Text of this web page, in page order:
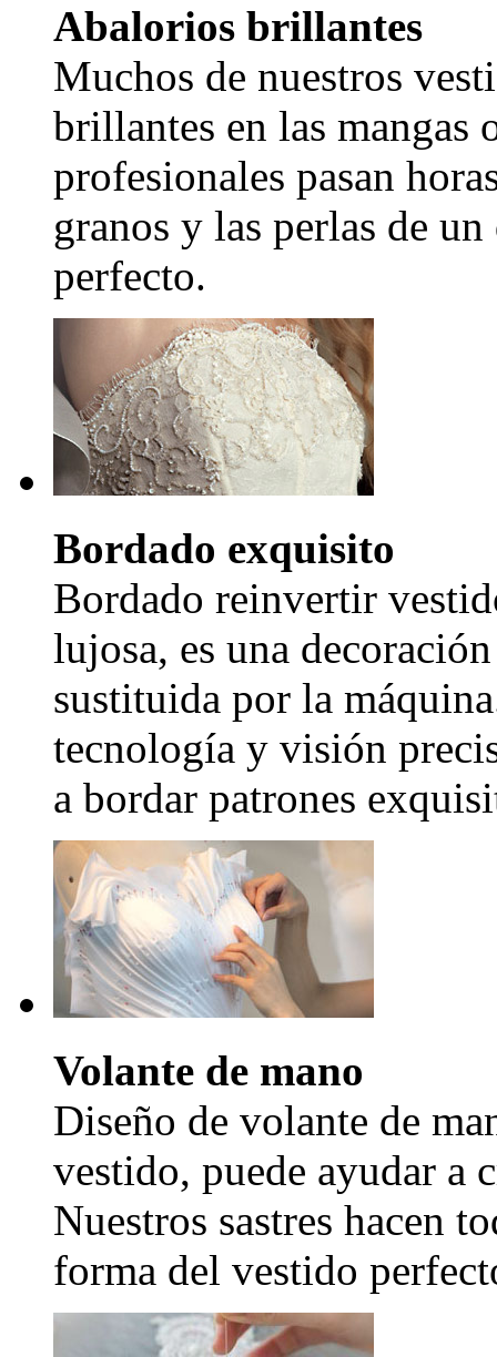
Abalorios brillantes
Muchos de nuestros
brillantes en las mangas
profesionales pasan
granos y las perlas de
perfecto.
Bordado exquisito
Bordado reinvertir
lujosa, es una
sustituida por la
tecnología y visión
a bordar patrones
Volante de mano
Diseño de volante de
vestido, puede ayudar a
Nuestros sastres hacen
forma del vestido